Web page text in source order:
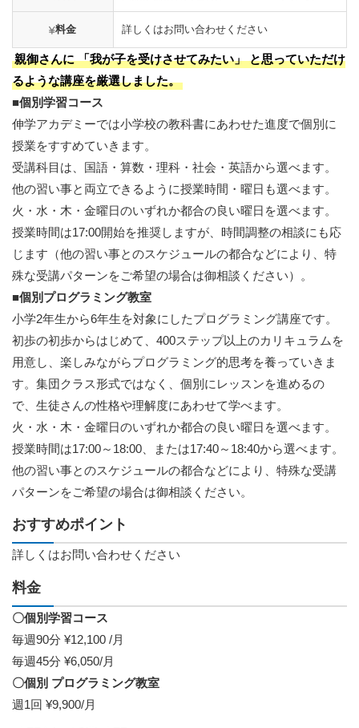
料金 詳しくはお問い合わせください
親御さんに 「我が子を受けさせてみたい」 と思っていただけ
るような講座を厳選しました。
■個別学習コース
伸学アカデミーでは小学校の教科書にあわせた進度で個別に
授業をすすめていきます。
受講科目は、国語・算数・理科・社会・英語から選べます。
他の習い事と両立できるように授業時間・曜日も選べます。
火・水・木・金曜日のいずれか都合の良い曜日を選べます。
授業時間は17:00開始を推奨しますが、時間調整の相談にも応
じます（他の習い事とのスケジュールの都合などにより、特
殊な受講パターンをご希望の場合は御相談ください）。
■個別プログラミング教室
小学2年生から6年生を対象にしたプログラミング講座です。
初歩の初歩からはじめて、400ステップ以上のカリキュラムを
用意し、楽しみながらプログラミング的思考を養っていきま
す。集団クラス形式ではなく、個別にレッスンを進めるの
で、生徒さんの性格や理解度にあわせて学べます。
火・水・木・金曜日のいずれか都合の良い曜日を選べます。
授業時間は17:00～18:00、または17:40～18:40から選べます。
他の習い事とのスケジュールの都合などにより、特殊な受講
パターンをご希望の場合は御相談ください。
おすすめポイント
詳しくはお問い合わせください
料金
〇個別学習コース
毎週90分 ¥12,100 /月
毎週45分 ¥6,050/月
〇個別 プログラミング教室
週1回 ¥9,900/月